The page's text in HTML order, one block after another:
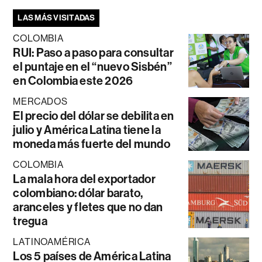
LAS MÁS VISITADAS
COLOMBIA
RUI: Paso a paso para consultar
el puntaje en el “nuevo Sisbén”
en Colombia este 2026
MERCADOS
El precio del dólar se debilita en
julio y América Latina tiene la
moneda más fuerte del mundo
COLOMBIA
La mala hora del exportador
colombiano: dólar barato,
aranceles y fletes que no dan
tregua
LATINOAMÉRICA
Los 5 países de América Latina